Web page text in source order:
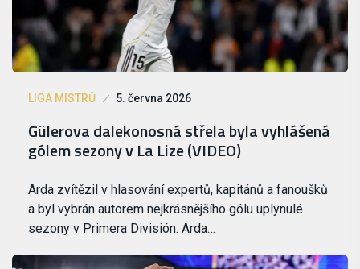
LIGA MISTRŮ 5. června 2026
Gülerova dalekonosná střela byla vyhlášená
gólem sezony v La Lize (VIDEO)
Arda zvítězil v hlasování expertů, kapitánů a fanoušků
a byl vybrán autorem nejkrásnějšího gólu uplynulé
sezony v Primera División. Arda…